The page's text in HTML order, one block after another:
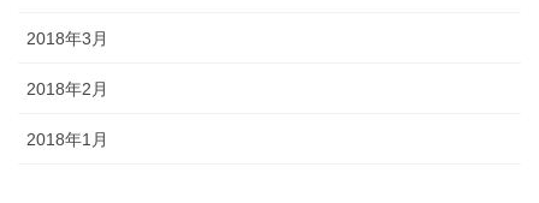
2018年3月
2018年2月
2018年1月